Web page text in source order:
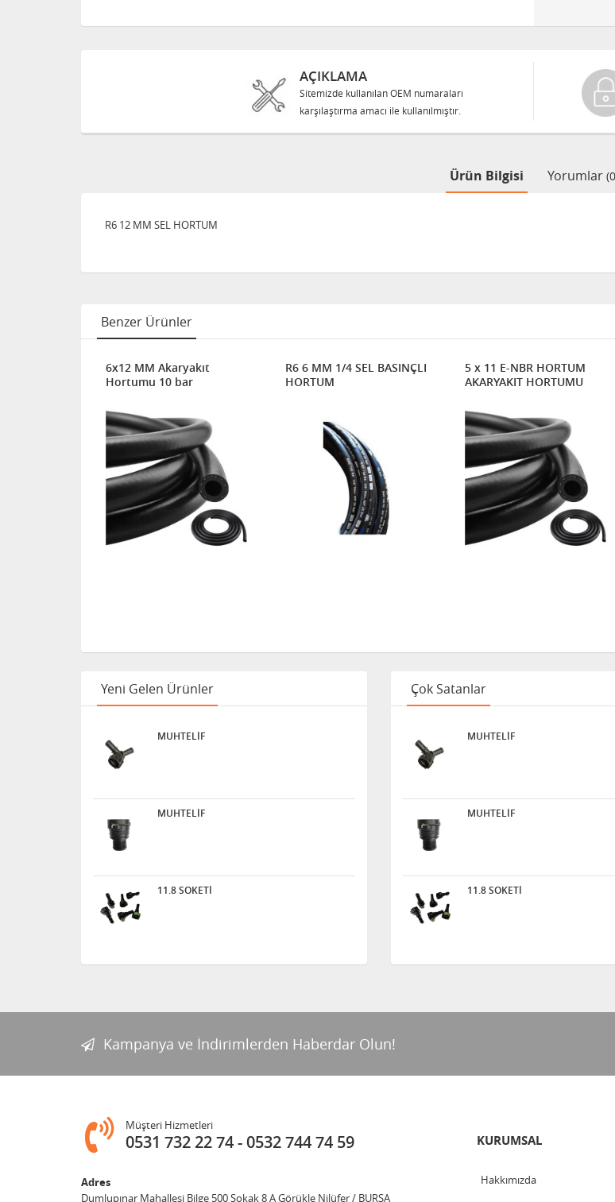
AÇIKLAMA
Sitemizde kullanılan OEM numaraları
karşılaştırma amacı ile kullanılmıştır.
Ürün Bilgisi Yorumlar
R6 12 MM SEL HORTUM
Benzer Ürünler
6x12 MM Akaryakıt
Hortumu 10 bar
R6 6 MM 1/4 SEL BASINÇLI
HORTUM
5 x 11 E-NBR HORTUM
AKARYAKIT HORTUMU
Yeni Gelen Ürünler
MUHTELİF
MUHTELİF
11.8 SOKETİ
Çok Satanlar
MUHTELİF
MUHTELİF
11.8 SOKETİ
Kampanya ve İndirimlerden Haberdar Olun!
Müşteri Hizmetleri
0531 732 22 74 0532 744 74 59
Adres
Dumlupınar Mahallesi Bilge 500 Sokak 8 A Görükle Nilüfer / BURSA
KURUMSAL
Hakkımızda